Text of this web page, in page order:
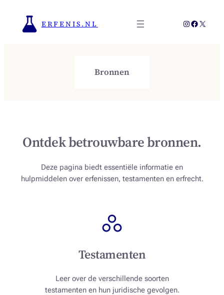
ERFENIS.NL Instagram
X
Bronnen
Ontdek betrouwbare bronnen.
Deze pagina biedt essentiële informatie en
hulpmiddelen over erfenissen, testamenten en erfrecht.
Testamenten
Leer over de verschillende soorten
testamenten en hun juridische gevolgen.